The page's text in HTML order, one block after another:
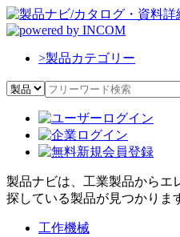
>製品カテゴリー
製品ナビは、工業製品からエ
探している製品が見つかりま
工作機械